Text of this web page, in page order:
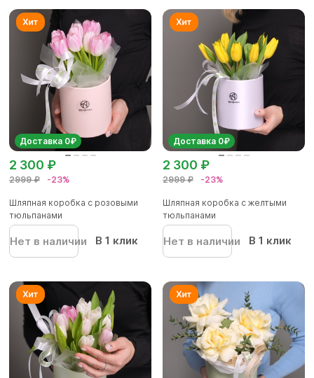
Доставка 0₽
2999 ₽ -23%
2 300 ₽
Шляпная коробка с розовыми
тюльпанами
Нет в наличии В 1 клик
Доставка 0₽
2999 ₽ -23%
2 300 ₽
Шляпная коробка с желтыми
тюльпанами
Нет в наличии В 1 клик